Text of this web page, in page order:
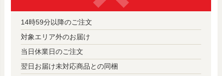
14時59分以降のご注文
対象エリア外のお届け
当日休業日のご注文
翌日お届け未対応商品との同梱